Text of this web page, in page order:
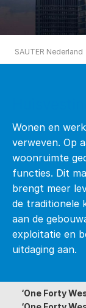
SAUTER Nederland
Wonen en
verweven. Op
woonruimte
functies. Dit
brengt meer
de traditionele
aan de
exploitatie en
uitdaging aan.
‘One Forty